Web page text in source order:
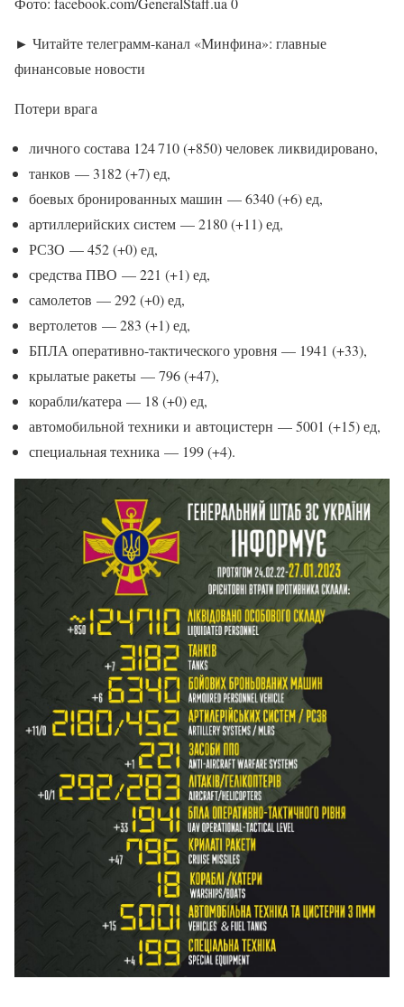
► Читайте телеграмм-канал «Минфина»: главные
финансовые новости
Потери врага
личного состава 124 710 (+850) человек ликвидировано,
танков — 3182 (+7) ед,
боевых бронированных машин — 6340 (+6) ед,
артиллерийских систем — 2180 (+11) ед,
РСЗО — 452 (+0) ед,
средства ПВО — 221 (+1) ед,
самолетов — 292 (+0) ед,
вертолетов — 283 (+1) ед,
БПЛА оперативно-тактического уровня — 1941 (+33),
крылатые ракеты — 796 (+47),
корабли/катера — 18 (+0) ед,
автомобильной техники и автоцистерн — 5001 (+15) ед,
специальная техника — 199 (+4).